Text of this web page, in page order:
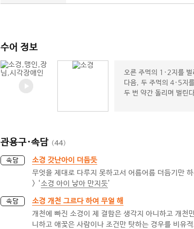
수어 정보
오른 주먹의 1·2지를
다음, 두 주먹의 4·5지
두 번 약간 돌리며 벌린
관용구·속담 (44)
속담
소경 갓난아이 더듬듯
무엇을 제대로 다루지 못하고서 어름어름 더듬기만
> ‘소경 아이 낳아 만지듯’
속담
소경 개천 그르다 하여 무얼 해
개천에 빠진 소경이 제 결함은 생각지 아니하고 개천
니하고 애꿎은 사람이나 조건만 탓하는 경우를 비유